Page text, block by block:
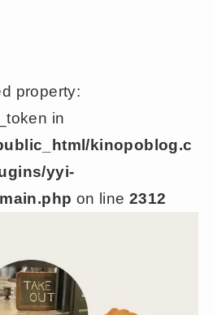
property:
in
kinopoblog.c
yyi-
on line2312